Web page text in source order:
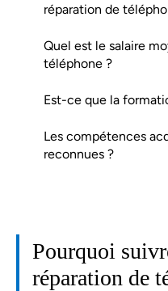
réparation de
Quel est le salaire
téléphone ?
Est-ce que la
Les compétences
reconnues ?
Pourquoi
réparation de